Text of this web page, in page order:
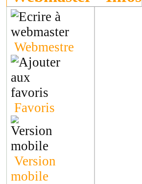
Webmestre
Favoris
Version
mobile